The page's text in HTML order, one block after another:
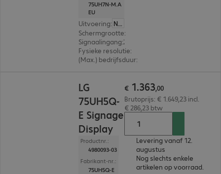
75UH7N-M.A
EU
Uitvoering:
Nederland
Schermgrootte:
Signaalingang:
Fysieke resolutie:
(Max.) bedrijfsduur:
LG
75UH5Q-
E Signage
Display
Productnr.:
4980093-03
Fabrikant-nr.:
75UH5Q-E
€ 1.363,00
Brutoprijs: € 1.649,23 incl.
€ 286,23 btw
Levering vanaf 12.
augustus
Nog slechts enkele
artikelen op voorraad.